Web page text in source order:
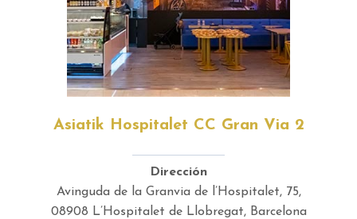
Asiatik Hospitalet CC Gran Via 2
Dirección
Avinguda de la Granvia de l’Hospitalet, 75,
08908 L’Hospitalet de Llobregat, Barcelona